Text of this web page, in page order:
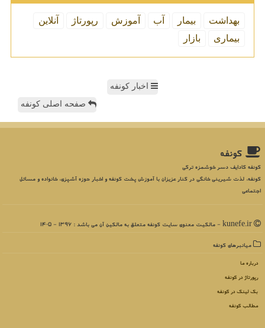
بهداشت بیمار آب آموزش رپورتاژ
آنلاین
بیماری
بازار
اخبار کونفه
صفحه اصلی کونفه
كونفه
کونفه کادایف دسر خوشمزه ترکی
کونفه، لذت شیرینی خانگی در کنار عزیزان با آموزش پخت کونفه و اخبار حوزه آشپزی، خانواده و مسائل
اجتماعی
میانبرهای كونفه
درباره ما
رپورتاژ در كونفه
بک لینک در كونفه
مطالب كونفه